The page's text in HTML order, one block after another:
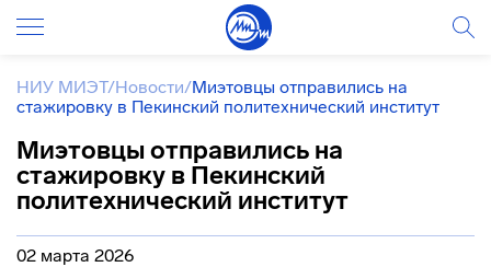
НИУ МИЭТ/Новости/Миэтовцы отправились на
стажировку в Пекинский политехнический институт
Миэтовцы отправились на
стажировку в Пекинский
политехнический институт
02 марта 2026